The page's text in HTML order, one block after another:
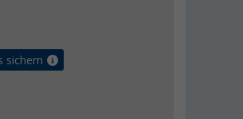
sichern